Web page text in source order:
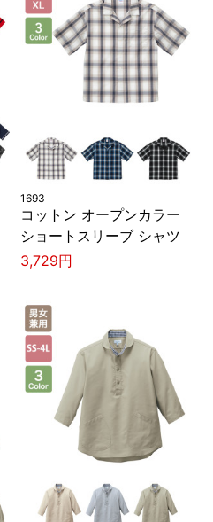
1693
コットン オープンカラー
ショートスリーブ シャツ
3,729円